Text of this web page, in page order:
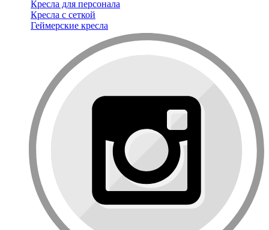
Кресла для персонала
Кресла с сеткой
Геймерские кресла